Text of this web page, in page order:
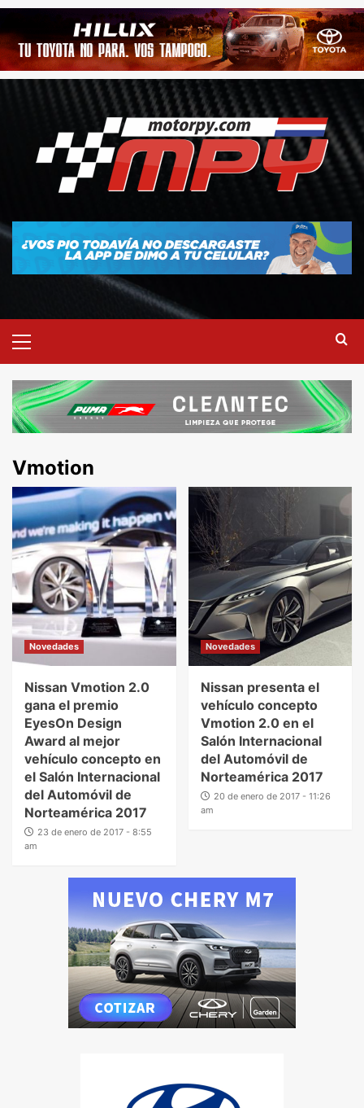
Vmotion
Novedades
Nissan Vmotion 2.0
gana el premio
EyesOn Design
Award al mejor
vehículo concepto en
el Salón Internacional
del Automóvil de
Norteamérica 2017
23 de enero de 2017 - 8:55
am
Novedades
Nissan presenta el
vehículo concepto
Vmotion 2.0 en el
Salón Internacional
del Automóvil de
Norteamérica 2017
20 de enero de 2017 - 11:26
am